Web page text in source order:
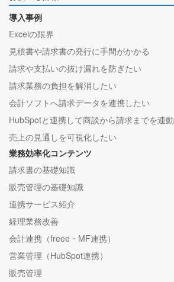
導入事例
Excelの限界
見積書や請求書の発行に手間がかかる
請求や支払いの抜け漏れを防ぎたい
請求業務の負担を解消したい
会計ソフトへ請求データを連携したい
HubSpotと連携して商談から請求までを連動
売上の見通しを可視化したい
業務効率化コンテンツ
請求書の基礎知識
販売管理の基礎知識
連携サービス紹介
経理業務改善
会計連携（freee・MF連携）
営業管理（HubSpot連携）
販売管理